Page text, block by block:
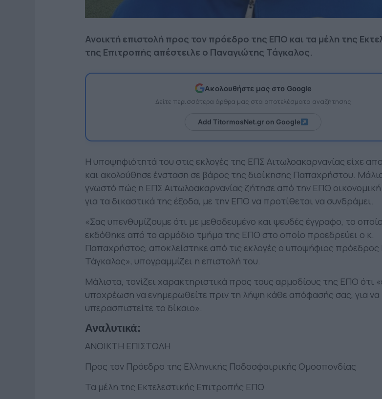
Ανοικτή επιστολή προς τον πρόεδρο της ΕΠΟ και τα μέλη της
της Επιτροπής απέστειλε ο Παναγιώτης Τάγκαλος.
Ακολουθήστε μας στο Google
Δείτε περισσότερα άρθρα μας στα αποτελέσματα αναζήτησης
Add TitormosNet.gr on Google
Η υποψηφιότητά του στις εκλογές της ΕΠΣ Αιτωλοακαρνανίας είχε
και ακολούθησε ένσταση σε βάρος της διοίκησης Παπαχρήστου.
γνωστό πώς η ΕΠΣ Αιτωλοακαρνανίας ζήτησε από την ΕΠΟ
για τα δικαστικά της έξοδα, με την ΕΠΟ να προτίθεται να συνδράμει.
«Σας υπενθυμίζουμε ότι με μεθοδευμένο και ψευδές έγγραφο, το οποίο
εκδόθηκε από το αρμόδιο τμήμα της ΕΠΟ στο οποίο προεδρεύει ο κ.
Παπαχρήστος, αποκλείστηκε από τις εκλογές ο υποψήφιος πρόεδρος
Τάγκαλος», υπογραμμίζει η επιστολή του.
Μάλιστα, τονίζει χαρακτηριστικά προς τους αρμοδίους της ΕΠΟ ότι
υποχρέωση να ενημερωθείτε πριν τη λήψη κάθε απόφασής σας, για να
υπερασπιστείτε το δίκαιο».
Αναλυτικά:
ΑΝΟΙΚΤΗ ΕΠΙΣΤΟΛΗ
Προς τον Πρόεδρο της Ελληνικής Ποδοσφαιρικής Ομοσπονδίας
Τα μέλη της Εκτελεστικής Επιτροπής ΕΠΟ